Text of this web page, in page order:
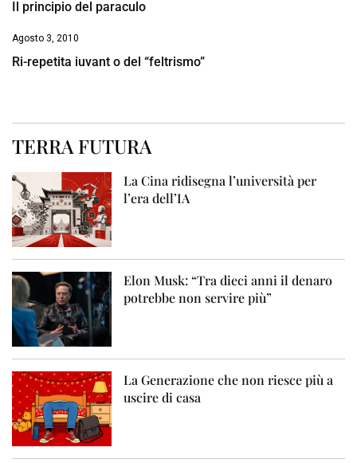
Il principio del paraculo
Agosto 3, 2010
Ri-repetita iuvant o del “feltrismo”
TERRA FUTURA
La Cina ridisegna l’università per
l’era dell’IA
Elon Musk: “Tra dieci anni il denaro
potrebbe non servire più”
La Generazione che non riesce più a
uscire di casa